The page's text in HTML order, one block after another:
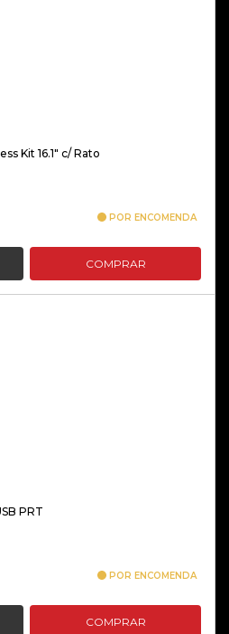
Kit 16.1″ c/ Rato
POR ENCOMENDA
COMPRAR
PRT
POR ENCOMENDA
COMPRAR